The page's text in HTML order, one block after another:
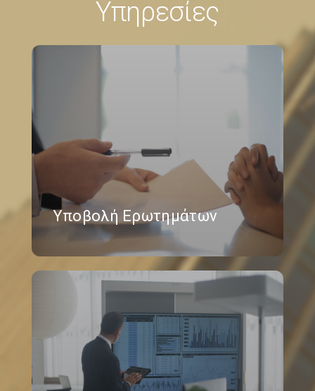
Υπηρεσίες
Υποβολή Ερωτημάτων